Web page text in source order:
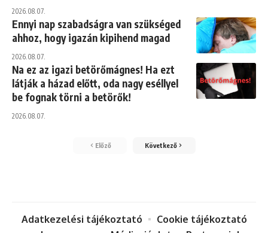
2026.08.07.
Ennyi nap szabadságra van szükséged
ahhoz, hogy igazán kipihend magad
2026.08.07.
Na ez az igazi betörőmágnes! Ha ezt
látják a házad előtt, oda nagy eséllyel
be fognak törni a betörők!
2026.08.07.
Előző Következő
Adatkezelési tájékoztató
Cookie tájékoztató